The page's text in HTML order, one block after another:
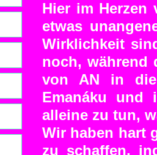
Hier im
etwas
Wirklichkeit
noch, während
von AN in die
Emanáku und
alleine zu tun,
Wir haben hart
zu schaffen,